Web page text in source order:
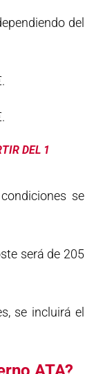
del
DEL 1
se
será de 205
se incluirá el